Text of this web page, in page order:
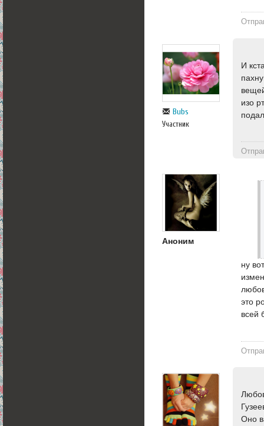
Bubs
Участник
И
изо
Аноним
ну
это
всей
Оно